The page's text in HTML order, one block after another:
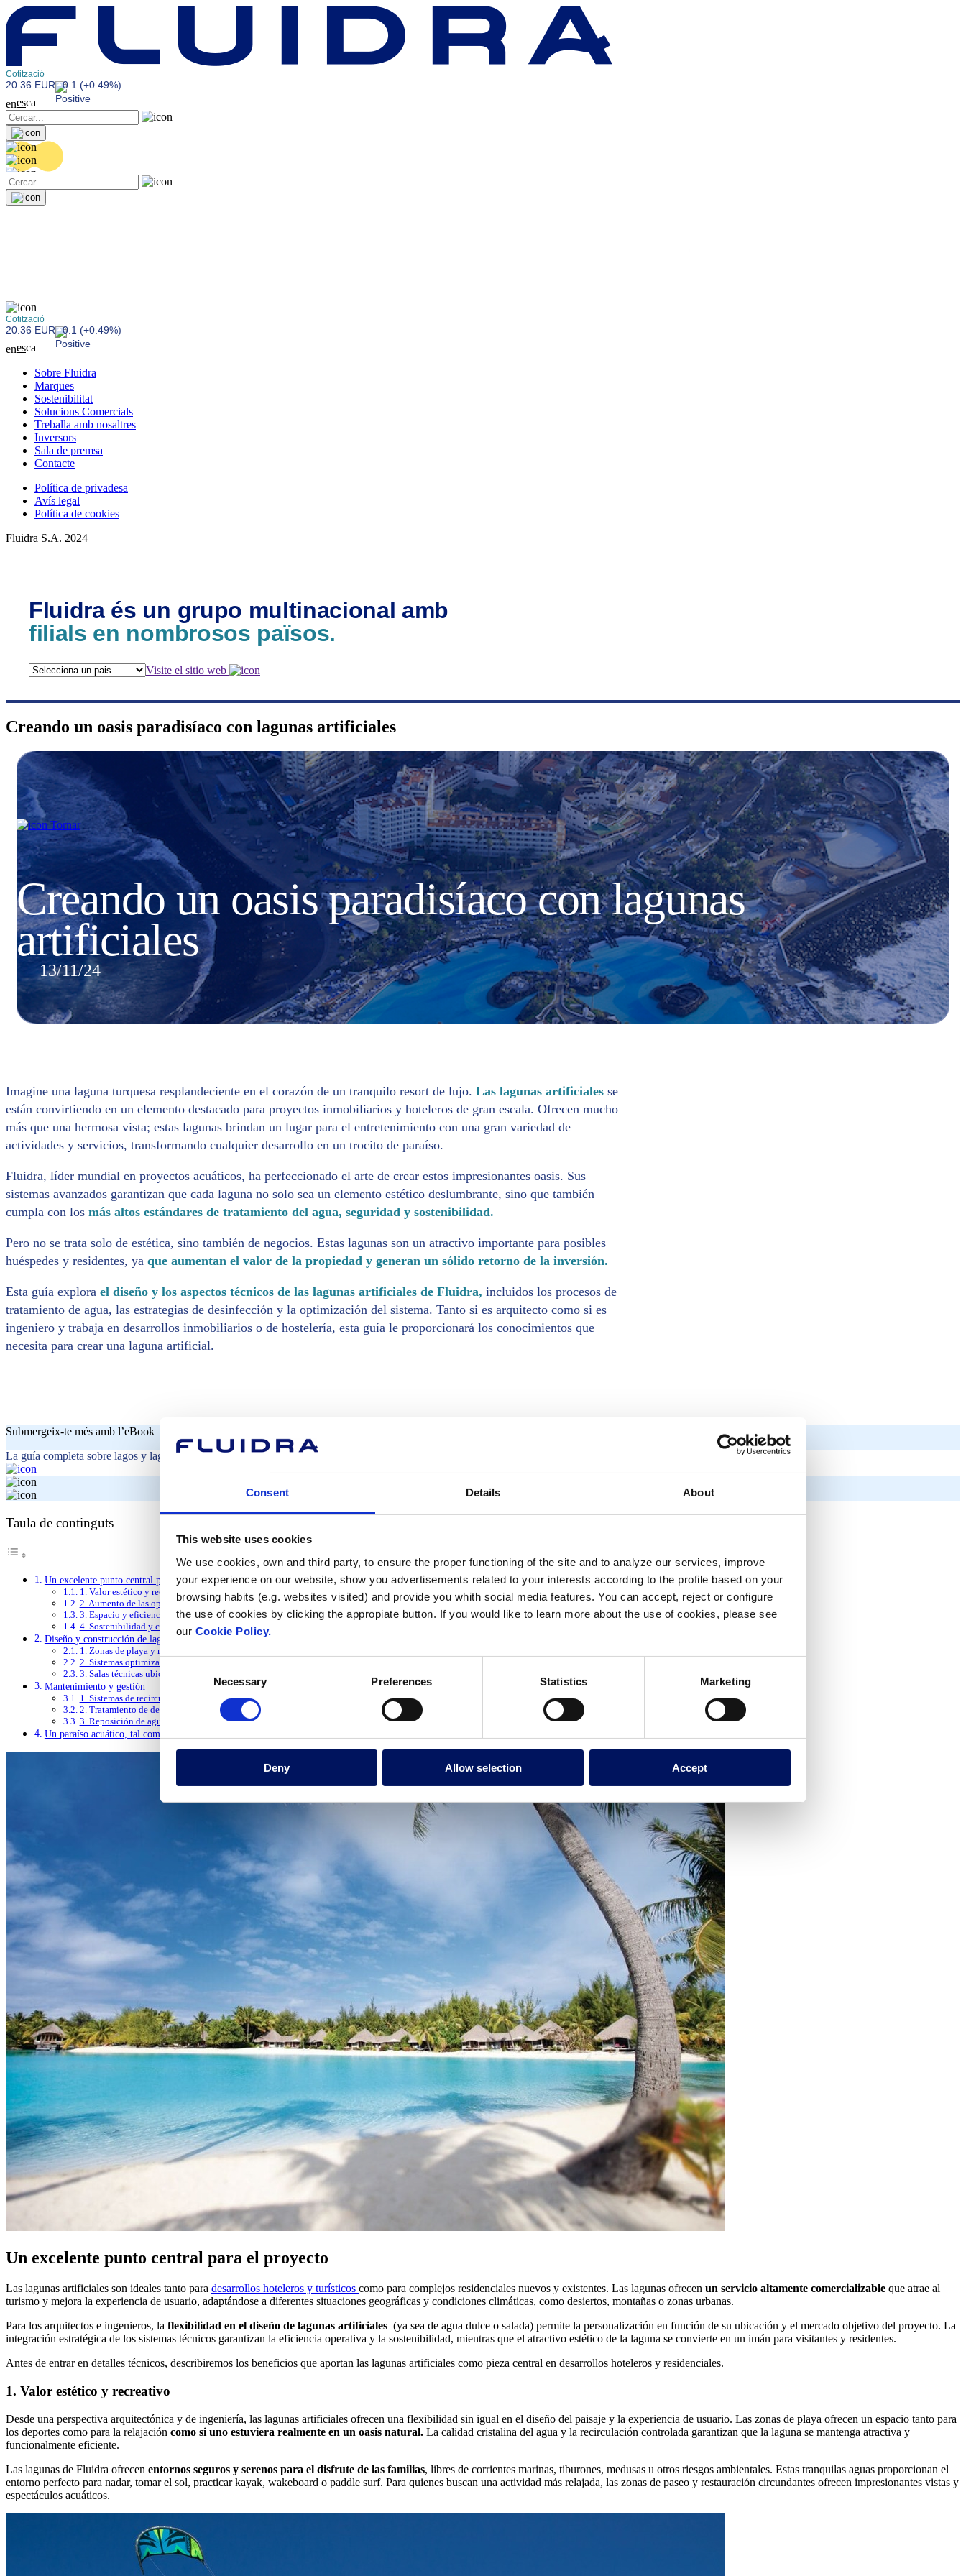
Consent Details About
This website uses cookies
We use cookies, own and third party, to ensure the proper functioning of the site and to analyze our services, improve
your experience on our website, show you advertisements related to your interests according to the profile based on your
browsing habits (e.g. websites visited) and provide you whith social media features. You can accept, reject or configure
the use of cookies by clicking the appropiate button. If you would like to learn more about the use of cookies, please see
our Cookie Policy.
Consent
Selection
Necessary Preferences Statistics Marketing
Deny Allow selection Accept
Cotització
20.36 EUR 0.1 (+0.49%)
enesca
Cotització
20.36 EUR 0.1 (+0.49%)
enesca
Sobre Fluidra
Marques
Sostenibilitat
Solucions Comercials
Treballa amb nosaltres
Inversors
Sala de premsa
Contacte
Política de privadesa
Avís legal
Política de cookies
Fluidra S.A. 2024
Fluidra és un grupo multinacional amb
filials en nombrosos països.
Visite el sitio web
Creando un oasis paradisíaco con lagunas artificiales
Tornar
Creando un oasis paradisíaco con lagunas
artificiales
13/11/24
Imagine una laguna turquesa resplandeciente en el corazón de un tranquilo resort de lujo. Las lagunas artificiales se
están convirtiendo en un elemento destacado para proyectos inmobiliarios y hoteleros de gran escala. Ofrecen mucho
más que una hermosa vista; estas lagunas brindan un lugar para el entretenimiento con una gran variedad de
actividades y servicios, transformando cualquier desarrollo en un trocito de paraíso.
Fluidra, líder mundial en proyectos acuáticos, ha perfeccionado el arte de crear estos impresionantes oasis. Sus
sistemas avanzados garantizan que cada laguna no solo sea un elemento estético deslumbrante, sino que también
cumpla con los más altos estándares de tratamiento del agua, seguridad y sostenibilidad.
Pero no se trata solo de estética, sino también de negocios. Estas lagunas son un atractivo importante para posibles
huéspedes y residentes, ya que aumentan el valor de la propiedad y generan un sólido retorno de la inversión.
Esta guía explora el diseño y los aspectos técnicos de las lagunas artificiales de Fluidra, incluidos los procesos de
tratamiento de agua, las estrategias de desinfección y la optimización del sistema. Tanto si es arquitecto como si es
ingeniero y trabaja en desarrollos inmobiliarios o de hostelería, esta guía le proporcionará los conocimientos que
necesita para crear una laguna artificial.
Submergeix-te més amb l’eBook
La guía completa sobre lagos y lagunas para el sector hotelero e inmobiliario
Taula de continguts
Un excelente punto central para el proyecto
1. Valor estético y recreativo
2. Aumento de las oportunidades de negocio y del valor inmobiliario
3. Espacio y eficiencia energética
4. Sostenibilidad y conservación del agua
Diseño y construcción de lagunas artificiales
1. Zonas de playa y muros perimetrales
2. Sistemas optimizados de tuberías y retorno de agua
3. Salas técnicas ubicadas estratégicamente
Mantenimiento y gestión
1. Sistemas de recirculación y filtración de agua.
2. Tratamiento de desinfección del agua en lagunas de agua dulce y salada
3. Reposición de agua
Un paraíso acuático, tal como lo pretendía la naturaleza
Un excelente punto central para el proyecto
Las lagunas artificiales son ideales tanto para desarrollos hoteleros y turísticos como para complejos residenciales nuevos y existentes. Las lagunas ofrecen un servicio altamente comercializable que atrae al
turismo y mejora la experiencia de usuario, adaptándose a diferentes situaciones geográficas y condiciones climáticas, como desiertos, montañas o zonas urbanas.
Para los arquitectos e ingenieros, la flexibilidad en el diseño de lagunas artificiales (ya sea de agua dulce o salada) permite la personalización en función de su ubicación y el mercado objetivo del proyecto. La
integración estratégica de los sistemas técnicos garantizan la eficiencia operativa y la sostenibilidad, mientras que el atractivo estético de la laguna se convierte en un imán para visitantes y residentes.
Antes de entrar en detalles técnicos, describiremos los beneficios que aportan las lagunas artificiales como pieza central en desarrollos hoteleros y residenciales.
1. Valor estético y recreativo
Desde una perspectiva arquitectónica y de ingeniería, las lagunas artificiales ofrecen una flexibilidad sin igual en el diseño del paisaje y la experiencia de usuario. Las zonas de playa ofrecen un espacio tanto para
los deportes como para la relajación como si uno estuviera realmente en un oasis natural. La calidad cristalina del agua y la recirculación controlada garantizan que la laguna se mantenga atractiva y
funcionalmente eficiente.
Las lagunas de Fluidra ofrecen entornos seguros y serenos para el disfrute de las familias, libres de corrientes marinas, tiburones, medusas u otros riesgos ambientales. Estas tranquilas aguas proporcionan el
entorno perfecto para nadar, tomar el sol, practicar kayak, wakeboard o paddle surf. Para quienes buscan una actividad más relajada, las zonas de paseo y restauración circundantes ofrecen impresionantes vistas y
espectáculos acuáticos.